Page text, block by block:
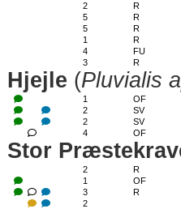
2
R
5
R
5
R
1
R
4
FU
3
R
Hjejle (Pluvialis
1 OF
2
SV
2
SV
4
OF
Stor
2 R
1
OF
3
R
2